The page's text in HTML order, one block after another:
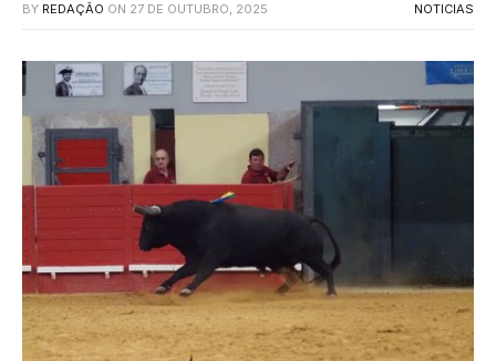
BY REDAÇÃO ON 27 DE OUTUBRO, 2025 NOTICIAS